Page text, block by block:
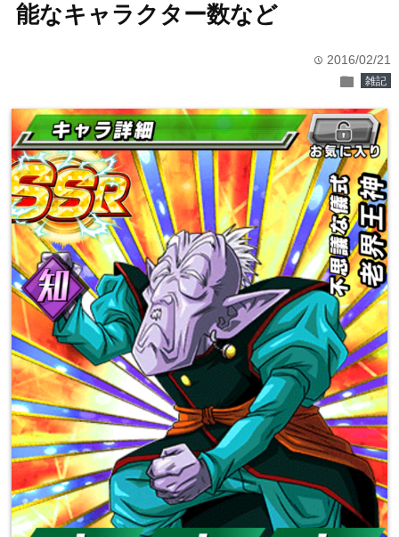
能なキャラクター数など
time 2016/02/21
folder 雑記